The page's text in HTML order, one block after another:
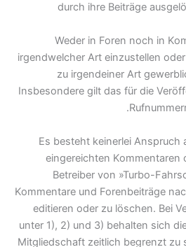
durch ihre Beiträge
* 3. Weder in Foren noch in
irgendwelcher Art einzustellen
zu irgendeiner Art
Insbesondere gilt das für die
Es besteht keinerlei Anspruch
eingereichten Kommentaren
Betreiber von »Turbo-
Kommentare und Forenbeiträge
editieren oder zu löschen. Bei
unter 1), 2) und 3) behalten sich
Mitgliedschaft zeitlich begrenzt zu